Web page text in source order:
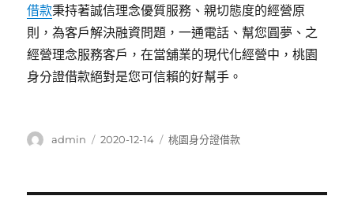
借款秉持著誠信理念優質服務、親切態度的經營原
則，為客戶解決融資問題，一通電話、幫您圓夢、之
經營理念服務客戶，在當舖業的現代化經營中，桃園
身分證借款絕對是您可信賴的好幫手。
作
admin
發
2020-12-14
分
桃園身分證借款